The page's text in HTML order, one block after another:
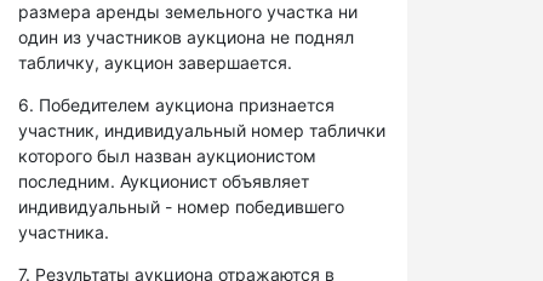
размера аренды земельного участка ни
один из участников аукциона не поднял
табличку, аукцион завершается.
6. Победителем аукциона признается
участник, индивидуальный номер таблички
которого был назван аукционистом
последним. Аукционист объявляет
индивидуальный - номер победившего
участника.
7. Результаты аукциона отражаются в